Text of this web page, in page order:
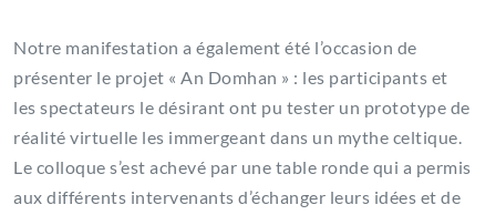
Notre manifestation a également été l’occasion de
présenter le projet « An Domhan » : les participants et
les spectateurs le désirant ont pu tester un prototype de
réalité virtuelle les immergeant dans un mythe celtique.
Le colloque s’est achevé par une table ronde qui a permis
aux différents intervenants d’échanger leurs idées et de